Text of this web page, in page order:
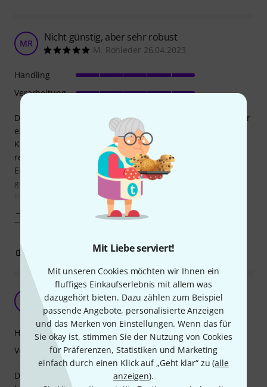
Mit Liebe serviert!
Mit unseren Cookies möchten wir Ihnen ein
fluffiges Einkaufserlebnis mit allem was
dazugehört bieten. Dazu zählen zum Beispiel
passende Angebote, personalisierte Anzeigen
und das Merken von Einstellungen. Wenn das für
Sie okay ist, stimmen Sie der Nutzung von Cookies
für Präferenzen, Statistiken und Marketing
einfach durch einen Klick auf „Geht klar“ zu (alle
anzeigen).
MR Nicht günstig, aber sehr robust
M. Rohleder 26.04.2023
Die Tasche ist kein Schnäppchen, dafür bekommt man aber
eine sehr robuste Tasche, wo die empfindlichen
Kunststoffröhren sicher verwart werden. Diese sitzten 2
recht stramm drin, aber noch im Rahmen. Durch die
Einteilung der Tasche sind die Röhren auch untereinander
getrennt und somit gegen Beschädigung geschützt. Die
Bodenplatten passen in die Seitentasche, sodass man
Handling
Verarbeitung
BEWERTUNG MELDEN
Absolute Kaufempfehlung
DJ_Kent 18.05.2022
Die Tasche ist sehr gut verarbeitet und macht einen
Handling
Verarbeitung